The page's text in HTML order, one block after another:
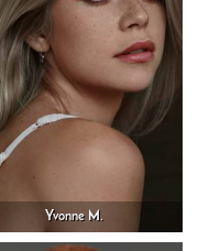
Yvonne M.